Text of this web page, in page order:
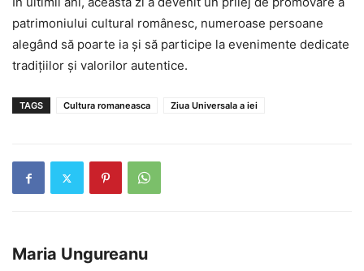
patrimoniului cultural românesc, numeroase persoane
alegând să poarte ia și să participe la evenimente dedicate
tradițiilor și valorilor autentice.
TAGS Cultura romaneasca Ziua Universala a iei
Maria Ungureanu